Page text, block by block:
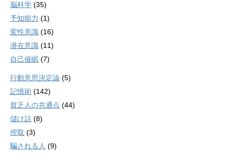
脳科学 (35)
予知能力 (1)
変性意識 (16)
潜在意識 (11)
自己催眠 (7)
行動意思決定論 (5)
記憶術 (142)
貧乏人の共通点 (44)
儲け話 (8)
搾取 (3)
騙される人 (9)